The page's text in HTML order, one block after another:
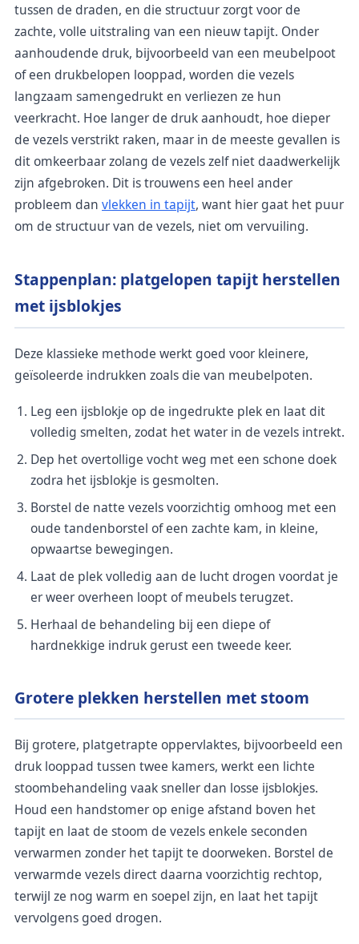
tussen de draden, en die structuur zorgt voor de
zachte, volle uitstraling van een nieuw tapijt. Onder
aanhoudende druk, bijvoorbeeld van een meubelpoot
of een drukbelopen looppad, worden die vezels
langzaam samengedrukt en verliezen ze hun
veerkracht. Hoe langer de druk aanhoudt, hoe dieper
de vezels verstrikt raken, maar in de meeste gevallen is
dit omkeerbaar zolang de vezels zelf niet daadwerkelijk
zijn afgebroken. Dit is trouwens een heel ander
probleem dan vlekken in tapijt, want hier gaat het puur
om de structuur van de vezels, niet om vervuiling.
Stappenplan: platgelopen tapijt herstellen
met ijsblokjes
Deze klassieke methode werkt goed voor kleinere,
geïsoleerde indrukken zoals die van meubelpoten.
Leg een ijsblokje op de ingedrukte plek en laat dit
volledig smelten, zodat het water in de vezels intrekt.
Dep het overtollige vocht weg met een schone doek
zodra het ijsblokje is gesmolten.
Borstel de natte vezels voorzichtig omhoog met een
oude tandenborstel of een zachte kam, in kleine,
opwaartse bewegingen.
Laat de plek volledig aan de lucht drogen voordat je
er weer overheen loopt of meubels terugzet.
Herhaal de behandeling bij een diepe of
hardnekkige indruk gerust een tweede keer.
Grotere plekken herstellen met stoom
Bij grotere, platgetrapte oppervlaktes, bijvoorbeeld een
druk looppad tussen twee kamers, werkt een lichte
stoombehandeling vaak sneller dan losse ijsblokjes.
Houd een handstomer op enige afstand boven het
tapijt en laat de stoom de vezels enkele seconden
verwarmen zonder het tapijt te doorweken. Borstel de
verwarmde vezels direct daarna voorzichtig rechtop,
terwijl ze nog warm en soepel zijn, en laat het tapijt
vervolgens goed drogen.